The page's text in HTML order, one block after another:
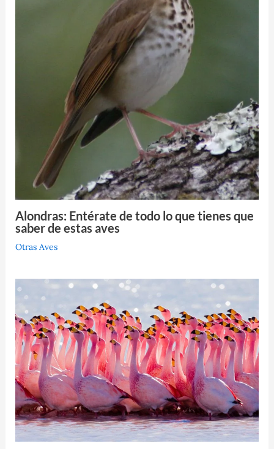
Alondras: Entérate de todo lo que tienes que
saber de estas aves
Otras Aves